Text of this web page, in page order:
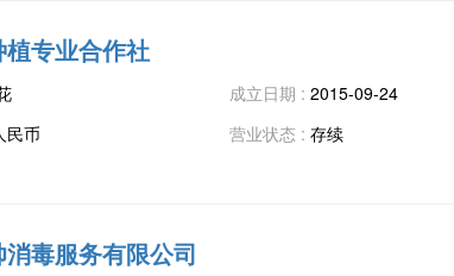
专业合作社
成立日期 : 2015-09-24
民币 营业状态 : 存续
毒服务有限公司